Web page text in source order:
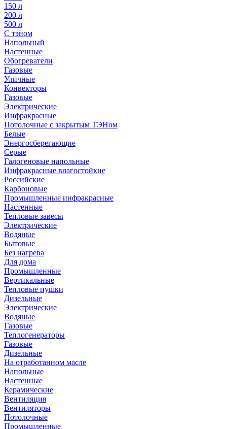
150 л
200 л
500 л
С тэном
Напольный
Настенные
Обогреватели
Газовые
Уличные
Конвекторы
Газовые
Электрические
Инфракрасные
Потолочные с закрытым ТЭНом
Белые
Энергосберегающие
Серые
Галогеновые напольные
Инфракрасные влагостойкие
Российские
Карбоновые
Промышленные инфракрасные
Настенные
Тепловые завесы
Электрические
Водяные
Бытовые
Без нагрева
Для дома
Промышленные
Вертикальные
Тепловые пушки
Дизельные
Электрические
Водяные
Газовые
Теплогенераторы
Газовые
Дизельные
На отработанном масле
Напольные
Настенные
Керамические
Вентиляция
Вентиляторы
Потолочные
Промышленные